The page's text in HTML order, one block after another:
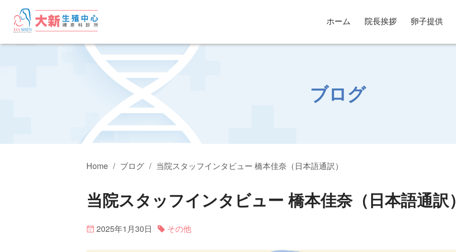
ホーム 院長挨拶 卵子提供
ブログ
Home ブログ 当院スタッフインタビュー 橋本佳奈（日本語通訳）
当院スタッフインタビュー 橋本佳奈（日本語通訳）
2025年1月30日 その他